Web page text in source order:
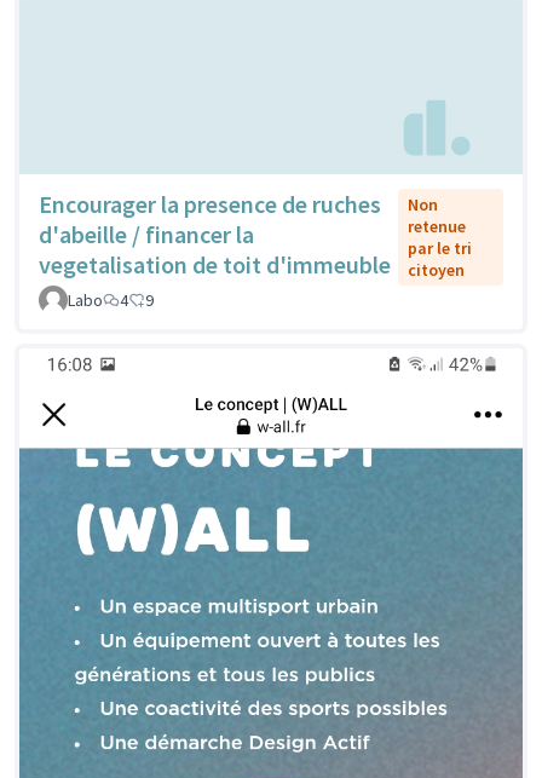
Encourager la presence de ruches
d'abeille / financer la
vegetalisation de toit d'immeuble
Non
retenue
par le tri
citoyen
Labo
4 9